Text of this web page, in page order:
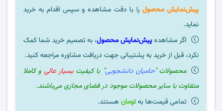
پیش‌نمایش محصولرا با دقت مشاهده و سپس اقدام به خرید
نماید.
اگر مشاهدهپیش‌نمایش محصول، به تصمیم خرید شما کمک
نکرد، قبل از خرید به پشتیبانی جهت دریافت مشاوره مراجعه کنید.
محصولات "حامیان دانشجویی" با کیفیت بسیار عالی و کاملا
متفاوت با سایر محصولات موجود در فضای مجازی می‌باشند.
تمامی قیمت‌ها بهتومان هستند.